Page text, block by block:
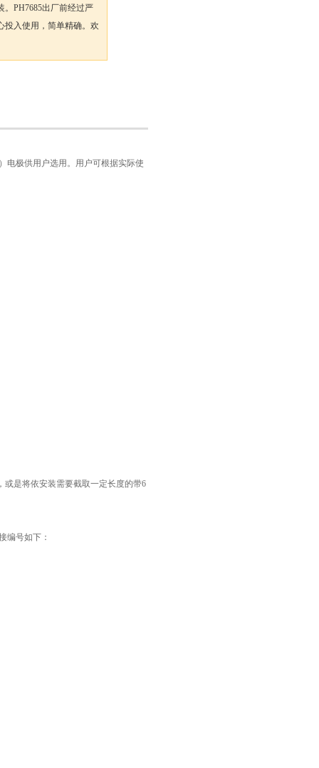
PH7685出厂前经过严
投入使用，简单精确。欢
）电极供用户选用。用户可根据实际使
或是将依安装需要截取一定长度的带6
编号如下：